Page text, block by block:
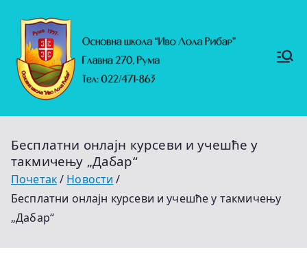
садржај
Основ
Лола
https://
vanje-
Бесплатни онлајн курсеви и учешће у
такмичењу „Дабар“
Почетак
Новости
Бесплатни онлајн курсеви и учешће у такмичењу
„Дабар“